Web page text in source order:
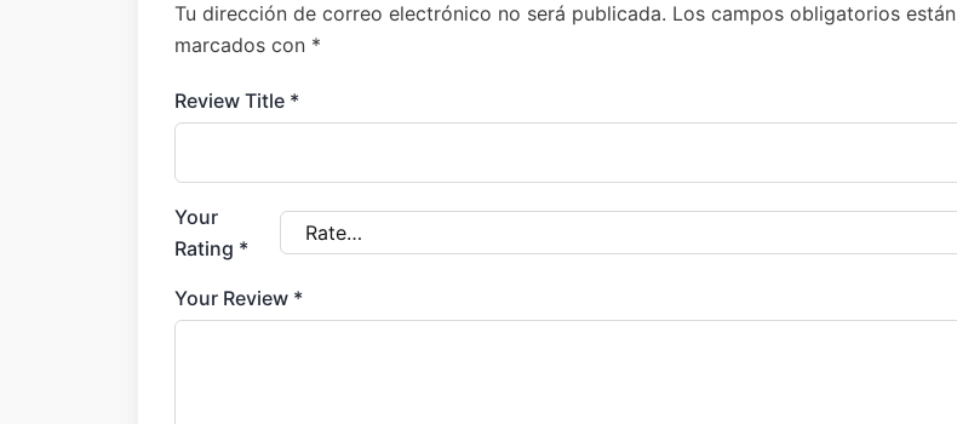
Tu dirección de correo electrónico no será publicada. Los campos obligatorios están
marcados con *
Review Title *
Your
Rating *
Your Review *